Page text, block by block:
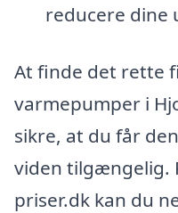
reducere dine
At finde det rette
varmepumper i
sikre, at du får
viden tilgængelig.
priser.dk kan du